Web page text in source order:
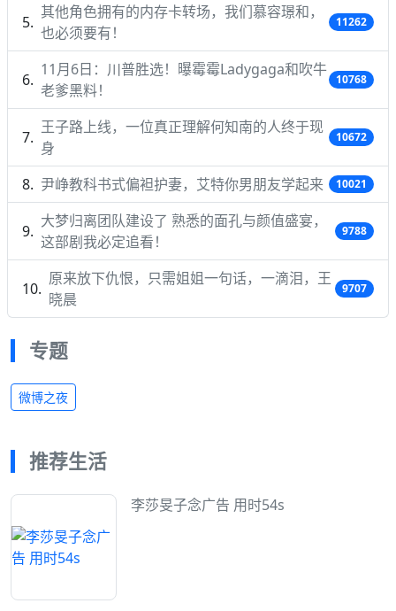
其他角色拥有的内存卡转场，我们慕容璟和，
也必须要有！
11262
11月6日：川普胜选！曝霉霉Ladygaga和吹牛
老爹黑料！
10768
王子路上线，一位真正理解何知南的人终于现
身
10672
尹峥教科书式偏袒护妻，艾特你男朋友学起来 10021
大梦归离团队建设了 熟悉的面孔与颜值盛宴，
这部剧我必定追看！
9788
原来放下仇恨，只需姐姐一句话，一滴泪，王
晓晨
9707
专题
微博之夜
推荐生活
李莎旻子念广告 用时54s